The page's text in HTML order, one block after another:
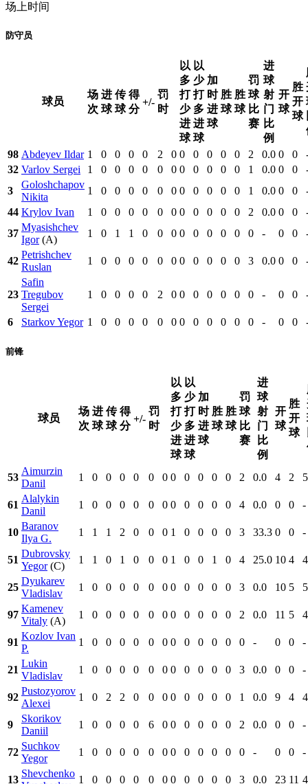
场上时间
防守员
球员
场
次
进
球
传
球
得
分
+/-
罚
时
以
多
打
少
进
球
以
少
打
多
进
球
加
时
进
球
胜
球
胜
球
罚
球
比
赛
进
球
射
门
比
例
开
球
胜
开
球
98 Abdeyev Ildar 1 0 0 0 0 2 0 0 0 0 0 0 2 0.0 0 0
32 Varlov Sergei 1 0 0 0 0 0 0 0 0 0 0 0 1 0.0 0 0
3
Goloshchapov
Nikita
1 0 0 0 0 0 0 0 0 0 0 0 1 0.0 0 0
44 Krylov Ivan 1 0 0 0 0 0 0 0 0 0 0 0 2 0.0 0 0
37
Myasishchev
Igor(A)
1 0 1 1 0 0 0 0 0 0 0 0 0 - 0 0
42
Petrishchev
Ruslan
1 0 0 0 0 0 0 0 0 0 0 0 3 0.0 0 0
23
Safin
Tregubov
Sergei
1 0 0 0 0 2 0 0 0 0 0 0 0 - 0 0
6 Starkov Yegor 1 0 0 0 0 0 0 0 0 0 0 0 0 - 0 0
前锋
球员
场
次
进
球
传
球
得
分
+/-
罚
时
以
多
打
少
进
球
以
少
打
多
进
球
加
时
进
球
胜
球
胜
球
罚
球
比
赛
进
球
射
门
比
例
开
球
胜
开
球
53
Aimurzin
Danil
1 0 0 0 0 0 0 0 0 0 0 0 2 0.0 4 2
61
Alalykin
Danil
1 0 0 0 0 0 0 0 0 0 0 0 4 0.0 0 0 -
10
Baranov
Ilya G.
1 1 1 2 0 0 0 1 0 0 0 0 3 33.3 0 0 -
51
Dubrovsky
Yegor(C)
1 1 0 1 0 0 0 1 0 0 1 0 4 25.0 10 4
25
Dyukarev
Vladislav
1 0 0 0 0 0 0 0 0 0 0 0 3 0.0 10 5
97
Kamenev
Vitaly (A)
1 0 0 0 0 0 0 0 0 0 0 0 2 0.0 11 5
91
Kozlov Ivan
P.
1 0 0 0 0 0 0 0 0 0 0 0 0 - 0 0 -
21
Lukin
Vladislav
1 0 0 0 0 0 0 0 0 0 0 0 3 0.0 0 0 -
92
Pustozyorov
Alexei
1 0 2 2 0 0 0 0 0 0 0 0 1 0.0 9 4
9
Skorikov
Daniil
1 0 0 0 0 6 0 0 0 0 0 0 2 0.0 0 0 -
72
Suchkov
Yegor
1 0 0 0 0 0 0 0 0 0 0 0 0 - 0 0 -
13
Shevchenko
1 0 0 0 0 0 0 0 0 0 0 0 3 0.0 23 11